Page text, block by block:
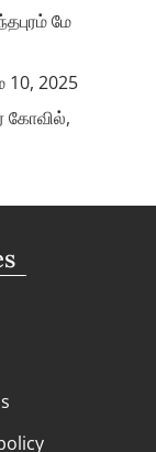
மே
10, 2025
கோவில்,